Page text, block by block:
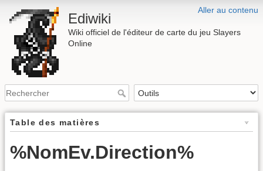
Aller au contenu
Ediwiki
Wiki officiel de l'éditeur de carte du jeu Slayers
Online
Table des matières
%NomEv.Direction%